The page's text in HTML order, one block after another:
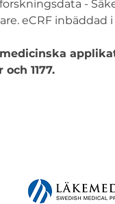
-
eCRF inbäddad i
1177.